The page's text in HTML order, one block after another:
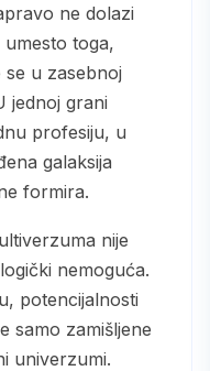
ne dolazi
toga,
u zasebnoj
jednoj grani
profesiju, u
galaksija
formira.
nemoguća.
potencijalnosti
samo zamišljene
univerzumi.